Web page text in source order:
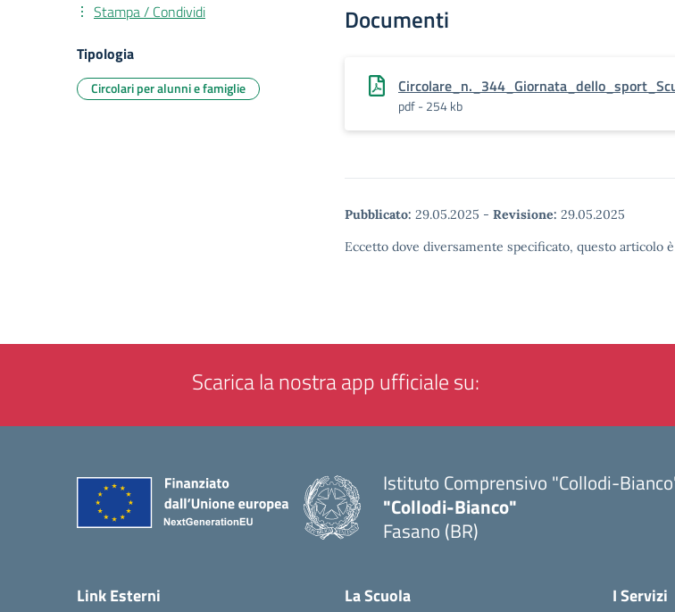
Documenti
pdf - 254 kb
Pubblicato: 29.05.2025 - Revisione: 29.05.2025
Eccetto dove diversamente specificato, questo articolo
Stampa / Condividi
Tipologia
Circolari per alunni e famiglie
Scarica la nostra app ufficiale su:
Istituto Comprensivo "Collodi-
"Collodi-Bianco"
Fasano (BR)
Link Esterni La Scuola I Servizi